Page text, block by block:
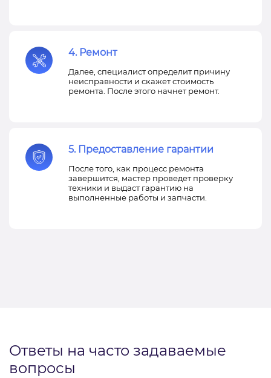
4. Ремонт
Далее, специалист определит причину
неисправности и скажет стоимость
ремонта. После этого начнет ремонт.
5. Предоставление гарантии
После того, как процесс ремонта
завершится, мастер проведет проверку
техники и выдаст гарантию на
выполненные работы и запчасти.
Ответы на часто задаваемые
вопросы